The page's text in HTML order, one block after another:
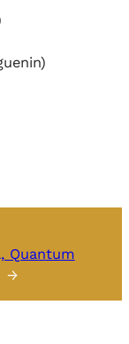
Quantum
→